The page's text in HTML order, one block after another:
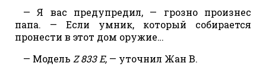
— Я вас предупредил, — грозно произнес
папа. — Если умник, который собирается
пронести в этот дом оружие…
— Модель Z 833 Е, — уточнил Жан В.